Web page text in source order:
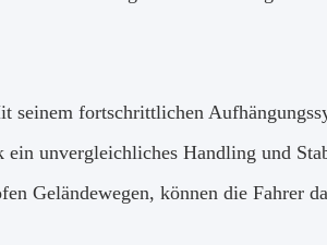
seinem fortschrittlichen
unvergleichliches Handling und
Geländewegen, können die Fahrer